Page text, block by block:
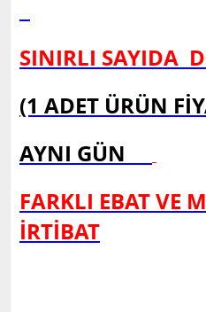
SINIRLI SAYIDA
(1 ADET ÜRÜN
AYNI GÜN
FARKLI EBAT VE
İRTİBAT